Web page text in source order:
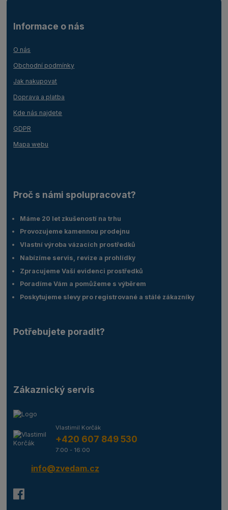
Informace o nás
O nás
Obchodní podmínky
Jak nakupovat
Doprava a platba
Kde nás najdete
GDPR
Mapa webu
Proč s námi spolupracovat?
Máme 20 let zkušeností na trhu
Provozujeme kamennou prodejnu
Vlastní výroba vázacích prostředků
Nabízíme servis, revize a prohlídky
Zpracujeme Vaší evidenci prostředků
Poradíme Vám a pomůžeme s výběrem
Poskytujeme slevy pro registrované a stálé zákazníky
Potřebujete poradit?
Zákaznický servis
Vlastimil Korčák
+420 607 849 530
7:00 - 16:00
info@zvedam.cz